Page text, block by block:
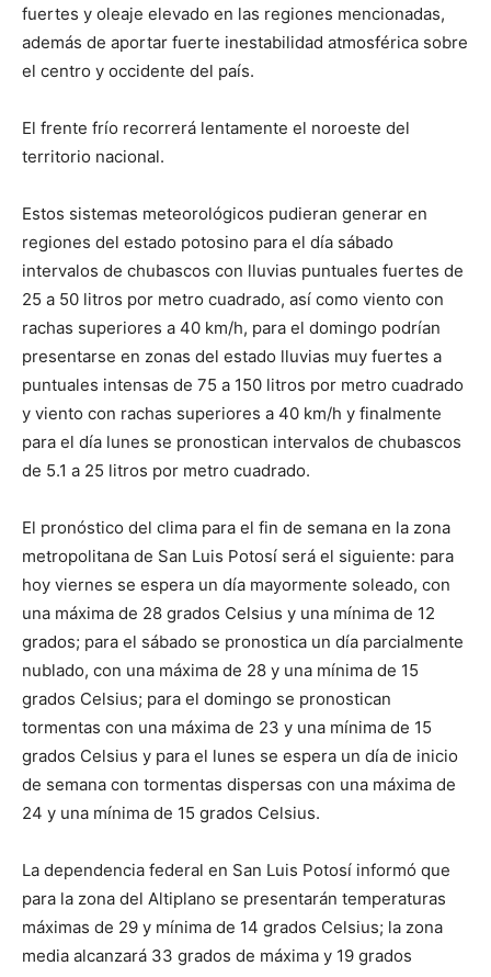
fuertes y oleaje elevado en las regiones mencionadas,
además de aportar fuerte inestabilidad atmosférica sobre
el centro y occidente del país.
El frente frío recorrerá lentamente el noroeste del
territorio nacional.
Estos sistemas meteorológicos pudieran generar en
regiones del estado potosino para el día sábado
intervalos de chubascos con lluvias puntuales fuertes de
25 a 50 litros por metro cuadrado, así como viento con
rachas superiores a 40 km/h, para el domingo podrían
presentarse en zonas del estado lluvias muy fuertes a
puntuales intensas de 75 a 150 litros por metro cuadrado
y viento con rachas superiores a 40 km/h y finalmente
para el día lunes se pronostican intervalos de chubascos
de 5.1 a 25 litros por metro cuadrado.
El pronóstico del clima para el fin de semana en la zona
metropolitana de San Luis Potosí será el siguiente: para
hoy viernes se espera un día mayormente soleado, con
una máxima de 28 grados Celsius y una mínima de 12
grados; para el sábado se pronostica un día parcialmente
nublado, con una máxima de 28 y una mínima de 15
grados Celsius; para el domingo se pronostican
tormentas con una máxima de 23 y una mínima de 15
grados Celsius y para el lunes se espera un día de inicio
de semana con tormentas dispersas con una máxima de
24 y una mínima de 15 grados Celsius.
La dependencia federal en San Luis Potosí informó que
para la zona del Altiplano se presentarán temperaturas
máximas de 29 y mínima de 14 grados Celsius; la zona
media alcanzará 33 grados de máxima y 19 grados